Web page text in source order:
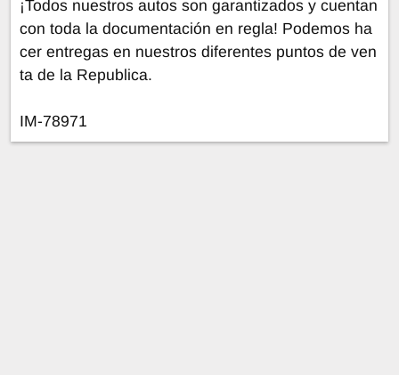
¡Todos nuestros autos son garantizados y cuentan
con toda la documentación en regla! Podemos ha
cer entregas en nuestros diferentes puntos de ven
ta de la Republica.
IM-78971